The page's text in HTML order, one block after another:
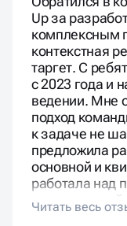
Up за
комплексным
контекстная
таргет. С
с 2023 года и
ведении. Мне
подход
к задаче не
предложила
основной и
работала над
конверсии
команды